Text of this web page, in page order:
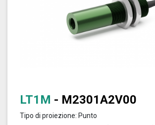
LT1M - M2301A2V00
Tipo di proiezione: Punto